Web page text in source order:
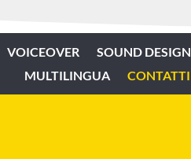
VOICEOVER SOUND DESIGN
MULTILINGUA
CONTATTI